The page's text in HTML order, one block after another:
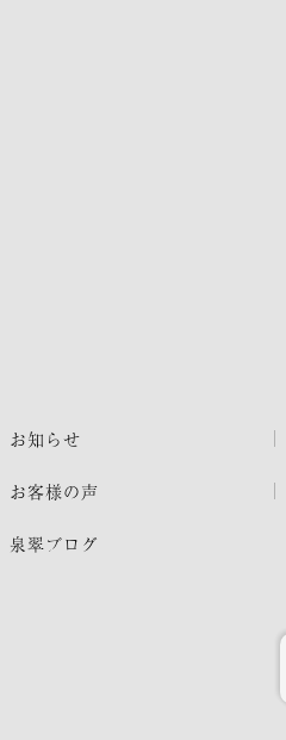
お知らせ
お客様の声
泉翠ブログ